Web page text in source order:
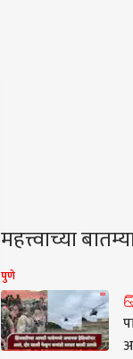
महत्त्वाच्या
पुणे